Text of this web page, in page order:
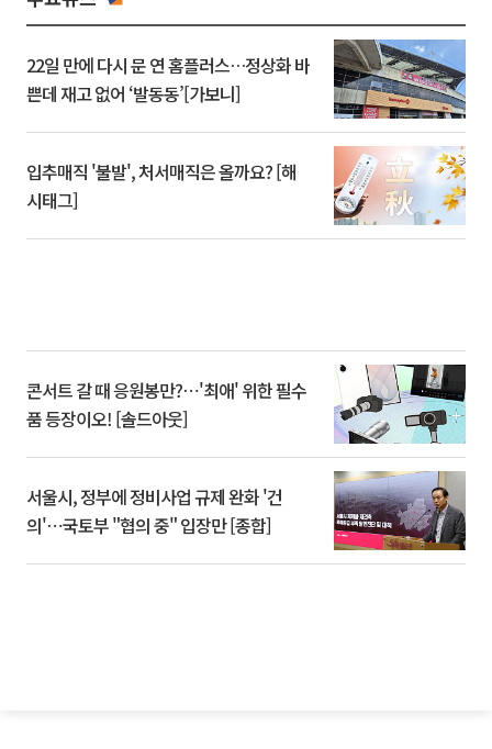
22일 만에 다시 문 연 홈플러스…정상화 바
쁜데 재고 없어 ‘발동동’[가보니]
입추매직 '불발', 처서매직은 올까요? [해
시태그]
콘서트 갈 때 응원봉만?⋯'최애' 위한 필수
품 등장이오! [솔드아웃]
서울시, 정부에 정비사업 규제 완화 '건
의'⋯국토부 "협의 중" 입장만 [종합]